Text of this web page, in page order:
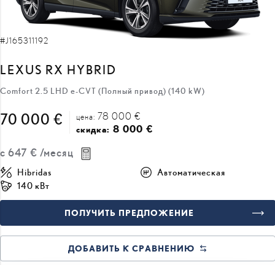
#J165311192
LEXUS RX HYBRID
Comfort 2.5 LHD e-CVT (Полный привод) (140 kW)
70 000 € цена: 78 000 €
скидка: 8 000 €
с 647 € /месяц
Hibridas
Автоматическая
140 кВт
ПОЛУЧИТЬ ПРЕДЛОЖЕНИЕ
ДОБАВИТЬ К СРАВНЕНИЮ